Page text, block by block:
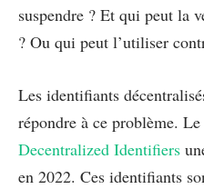
suspendre ? Et qui peut la
? Ou qui peut l’utiliser
Les identifiants
répondre à ce problème.
Decentralized Identifiers
en 2022. Ces identifiants